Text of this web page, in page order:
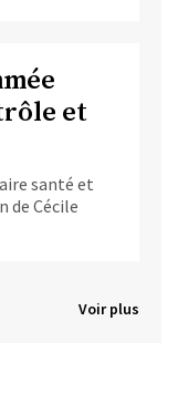
et
santé et
de Cécile
Voir plus